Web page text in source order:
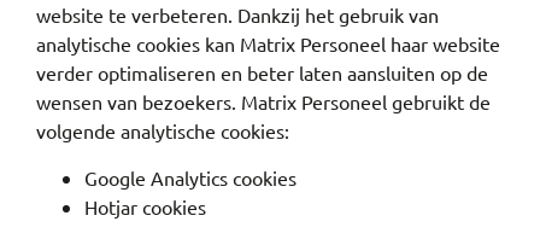
website te verbeteren. Dankzij het gebruik van
analytische cookies kan Matrix Personeel haar website
verder optimaliseren en beter laten aansluiten op de
wensen van bezoekers. Matrix Personeel gebruikt de
volgende analytische cookies:
Google Analytics cookies
Hotjar cookies